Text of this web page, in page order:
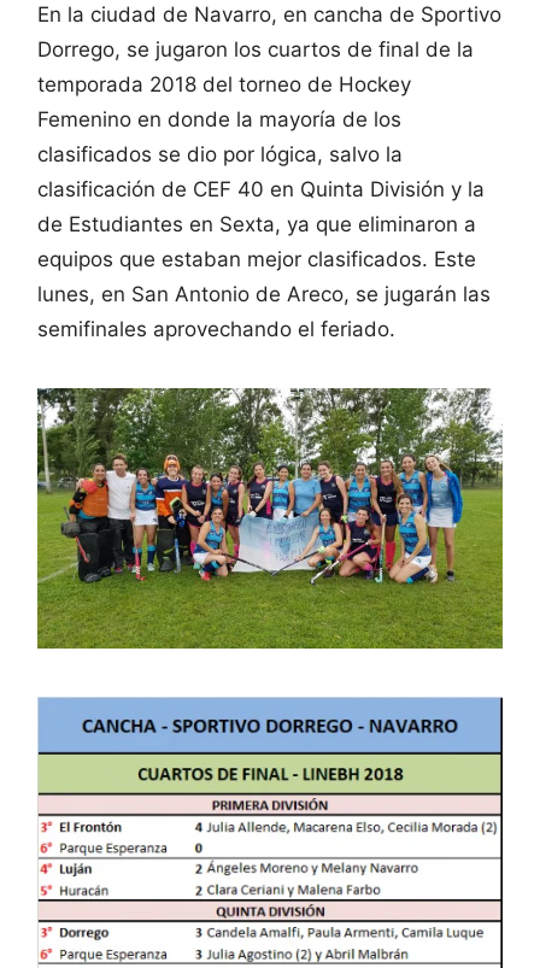
En la ciudad de Navarro, en cancha de Sportivo
Dorrego, se jugaron los cuartos de final de la
temporada 2018 del torneo de Hockey
Femenino en donde la mayoría de los
clasificados se dio por lógica, salvo la
clasificación de CEF 40 en Quinta División y la
de Estudiantes en Sexta, ya que eliminaron a
equipos que estaban mejor clasificados. Este
lunes, en San Antonio de Areco, se jugarán las
semifinales aprovechando el feriado.